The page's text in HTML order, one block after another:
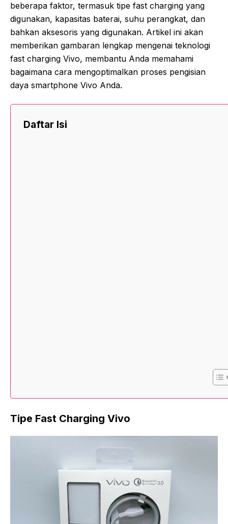
beberapa faktor, termasuk tipe fast charging yang
digunakan, kapasitas baterai, suhu perangkat, dan
bahkan aksesoris yang digunakan. Artikel ini akan
memberikan gambaran lengkap mengenai teknologi
fast charging Vivo, membantu Anda memahami
bagaimana cara mengoptimalkan proses pengisian
daya smartphone Vivo Anda.
Daftar Isi
Tipe Fast Charging Vivo